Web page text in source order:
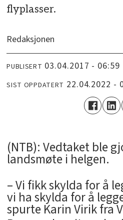
flyplasser.
Redaksjonen
PUBLISERT 03.04.2017 - 06:59
SIST OPPDATERT 22.04.2022 -
(NTB): Vedtaket ble
landsmøte i helgen.
– Vi fikk skylda for å
vi ha skylda for å
spurte Karin Virik fra